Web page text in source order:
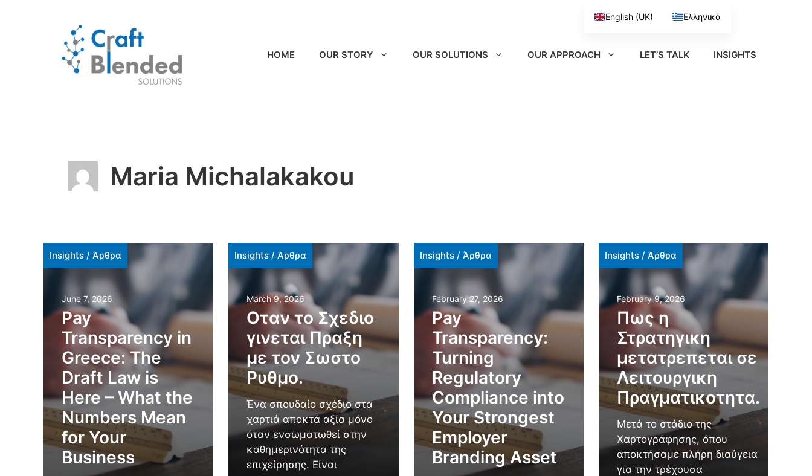
HOME OUR STORY OUR SOLUTIONS OUR APPROACH LET’S TALK INSIGHTS
Maria Michalakakou
Insights / Άρθρα
June 7, 2026
Pay
Transparency in
Greece: The
Draft Law is
Here – What the
Numbers Mean
for Your
Business
Insights /Άρθρα
March 9, 2026
Οταν το Σχεδιο
γινεται Πραξη
με τον Σωστο
Ρυθμο.
Ένα σπουδαίο σχέδιο στα
χαρτιά αποκτά αξία μόνο
όταν ενσωματωθεί στην
καθημερινότητα της
επιχείρησης. Είναι
Insights/ Άρθρα
February 27, 2026
Pay
Transparency:
Turning
Regulatory
Compliance into
Your Strongest
Employer
Branding Asset
Insights/ Άρθρα
February 9, 2026
Πως η
Στρατηγικη
μετατρεπεται σε
Λειτουργικη
Πραγματικοτητα.
Μετά το στάδιο της
Χαρτογράφησης, όπου
αποκτήσαμε πλήρη διαύγεια
για την τρέχουσα
English (UK) Ελληνικά